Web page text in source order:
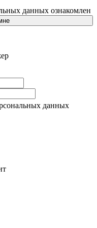
данных ознакомлен
данных